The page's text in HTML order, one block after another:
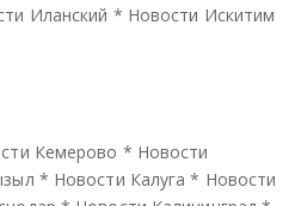
Иланский * Новости Искитим
Кемерово * Новости
* Новости Калуга * Новости